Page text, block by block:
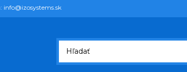
info@izosystems.sk